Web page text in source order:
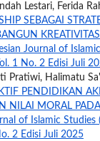
Lestari, Ferida
SEBAGAI
Journal of
1 No. 2 Edisi Juli
Pratiwi, Halimatu
PENDIDIKAN
NILAI MORAL
of Islamic Studies
2 Edisi Juli 2025